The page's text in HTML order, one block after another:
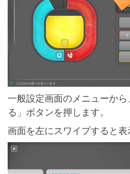
一般設定画面のメニューから
る」ボタンを押します。
画面を左にスワイプすると表